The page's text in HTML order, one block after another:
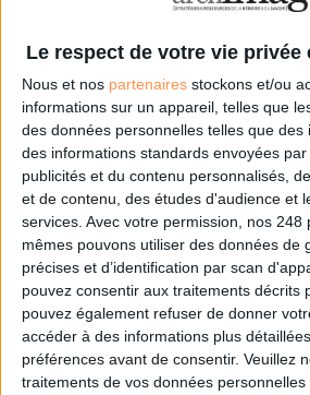
Le respect de votre vie
Nous et nos partenaires stockons et/ou
informations sur un appareil, telles que
des données personnelles telles que des
des informations standards envoyées
publicités et du contenu personnalisés,
et de contenu, des études d'audience et
services. Avec votre permission, nos 248
mêmes pouvons utiliser des données de
précises et d’identification par scan
pouvez consentir aux traitements décrits
pouvez également refuser de donner
accéder à des informations plus
préférences avant de consentir. Veuillez
traitements de vos données
LES LIVRES BLANCS
LES SUPPLÉMENTS
NOS OFFRES D'ABONNEMENTS
Mot de passe oublié ?
Pas encore de
Je m'inscris pour
ou déposer